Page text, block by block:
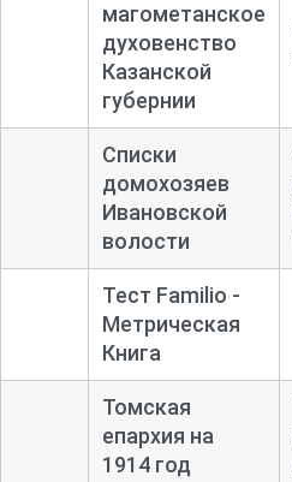
магометанское
духовенство
Казанской
губернии
Списки
домохозяев
Ивановской
волости
Тест Familio -
Метрическая
Книга
Томская
епархия на
1914 год